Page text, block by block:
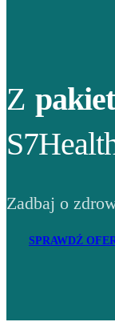
Z
Zadbaj o
SPRAWDŹ